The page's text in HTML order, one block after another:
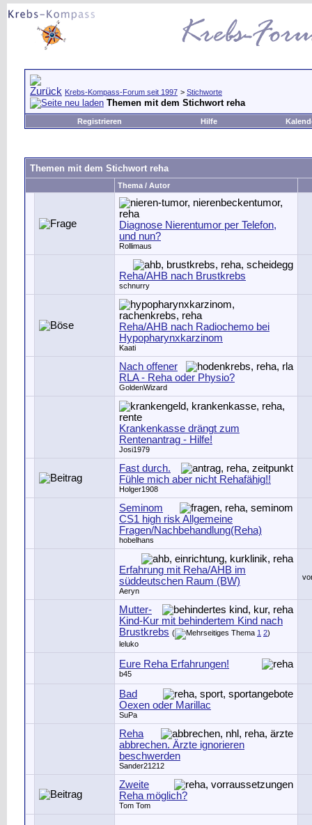
Krebs-Kompass-Forum seit 1997 > Stichworte
Themen mit dem Stichwort reha
Registrieren Hilfe
Themen mit dem Stichwort reha
Thema / Autor
Diagnose Nierentumor per Telefon,
und nun?
Rollimaus
Reha/AHB nach Brustkrebs
schnurry
Reha/AHB nach Radiochemo bei
Hypopharynxkarzinom
Kaati
Nach offener
RLA - Reha oder Physio?
GoldenWizard
Krankenkasse drängt zum
Rentenantrag - Hilfe!
Josi1979
Fast durch.
Fühle mich aber nicht Rehafähig!!
Holger1908
Seminom
CS1 high risk Allgemeine
Fragen/Nachbehandlung(Reha)
hobelhans
Erfahrung mit Reha/AHB im
süddeutschen Raum (BW)
Aeryn
Mutter-
Kind-Kur mit behindertem Kind nach
Brustkrebs ( 1 2)
leluko
Eure Reha Erfahrungen!
b45
Bad
Oexen oder Marillac
SuPa
Reha
abbrechen. Ärzte ignorieren
beschwerden
Sander21212
Zweite
Reha möglich?
Tom Tom